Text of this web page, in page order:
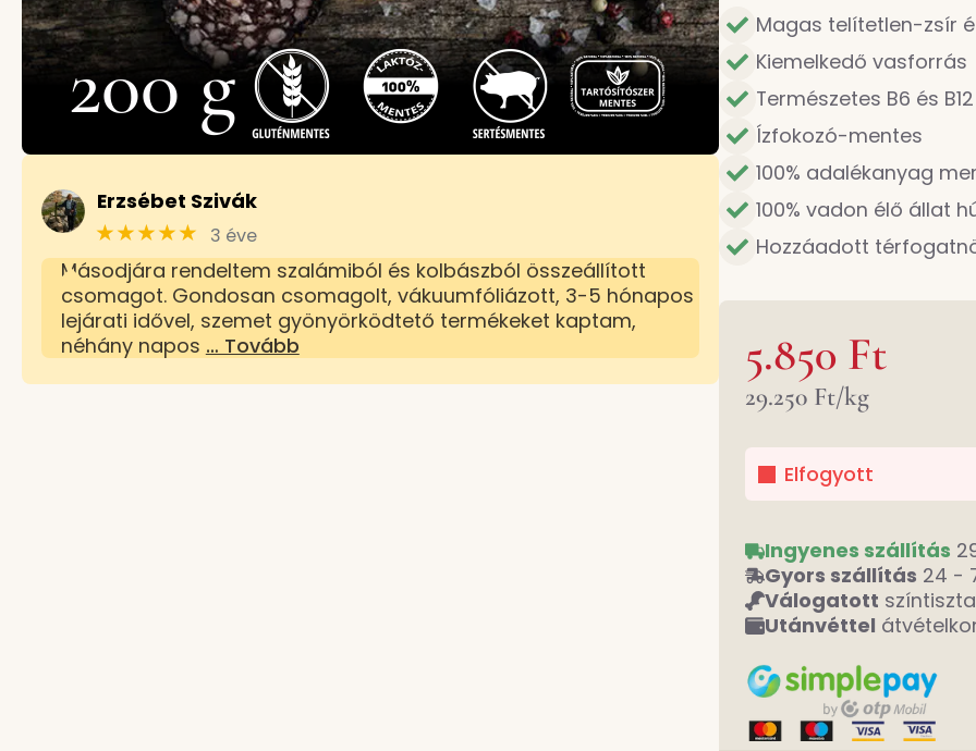
200 g
Erzsébet Szivák
★★★★★ 3 éve
Másodjára rendeltem szalámiból és kolbászból összeállított
csomagot. Gondosan csomagolt, vákuumfóliázott, 3-5 hónapos
lejárati idővel, szemet gyönyörködtető termékeket kaptam,
néhány napos … Tovább
Magas telítetlen-zsír
Kiemelkedő vasforrás
Természetes B6 és
Ízfokozó-mentes
100% adalékanyag
100% vadon élő állat
Hozzáadott
5.850 Ft
29.250 Ft/kg
Elfogyott
Ingyenes szállítás
Gyors szállítás 24 -
Válogatott
Utánvéttel